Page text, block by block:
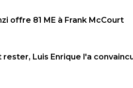
offre 81 ME à Frank McCourt
rester, Luis Enrique l'a